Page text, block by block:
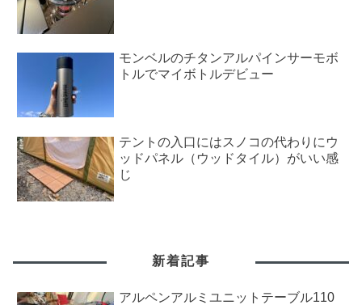
モンベルのチタンアルパインサーモボ
トルでマイボトルデビュー
テントの入口にはスノコの代わりにウ
ッドパネル（ウッドタイル）がいい感
じ
新着記事
アルペンアルミユニットテーブル110